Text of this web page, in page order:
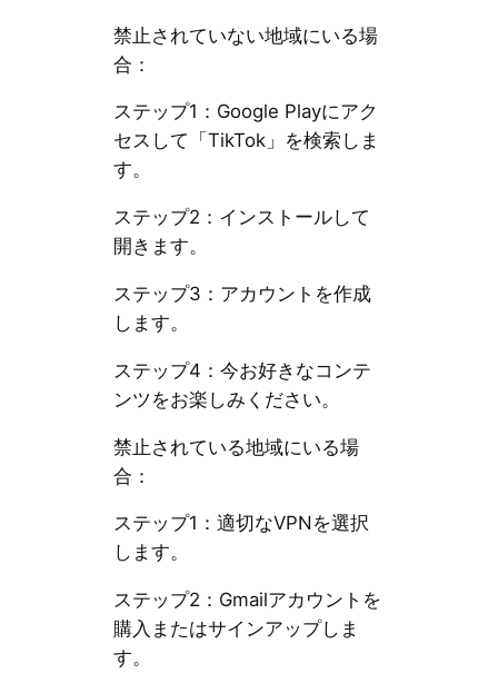
禁止されていない地域にいる場
合：
ステップ1：Google Playにアク
セスして「TikTok」を検索しま
す。
ステップ2：インストールして
開きます。
ステップ3：アカウントを作成
します。
ステップ4：今お好きなコンテ
ンツをお楽しみください。
禁止されている地域にいる場
合：
ステップ1：適切なVPNを選択
します。
ステップ2：Gmailアカウントを
購入またはサインアップしま
す。